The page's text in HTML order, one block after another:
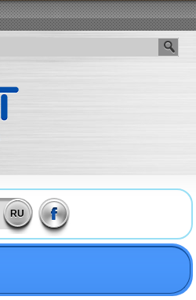
RU